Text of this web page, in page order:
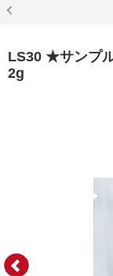
LS30 ★サンプ
2g